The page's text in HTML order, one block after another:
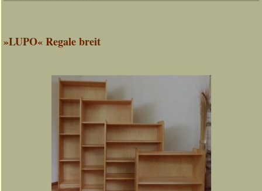
»LUPO« Regale breit